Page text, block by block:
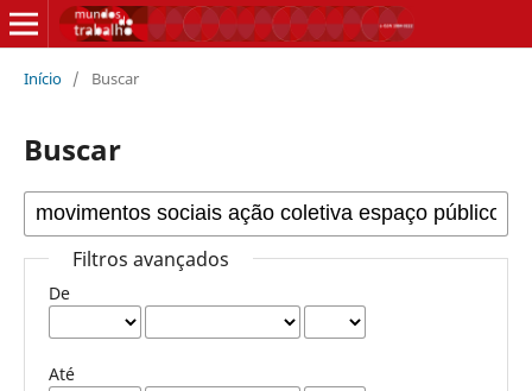
Início / Buscar
Buscar
Filtros avançados
De
Até